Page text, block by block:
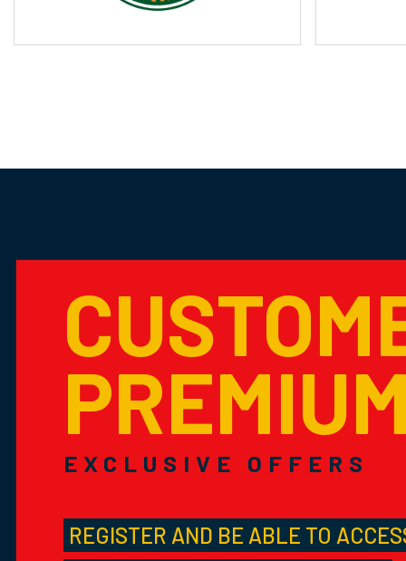
EXCLUSIVE OFFERS
REGISTER AND BE ABLE TO